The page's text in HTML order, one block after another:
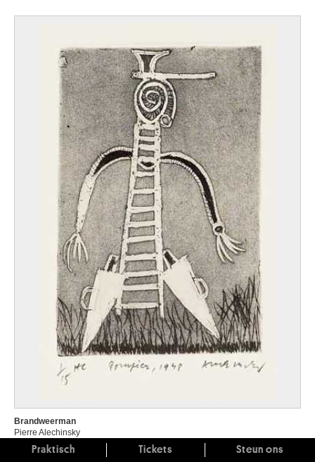
Brandweerman
Pierre Alechinsky
Praktisch Tickets Steun ons